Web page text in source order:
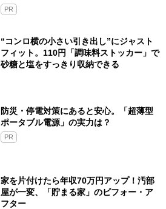
PR
“コンロ横の小さい引き出し”にジャスト
フィット。110円「調味料ストッカー」で
砂糖と塩をすっきり収納できる
防災・停電対策にあると安心。「超薄型
ポータブル電源」の実力は？​
PR
家を片付けたら年収70万円アップ！汚部
屋が一変、「貯まる家」のビフォー・ア
フター